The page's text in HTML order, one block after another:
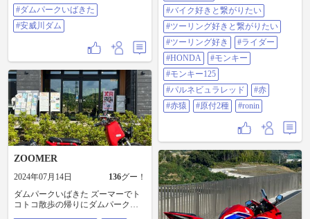
#バイク好きと繋がりたい
#ツーリング好きと繋がりたい
#ツーリング好き
#ライダー
#HONDA
#モンキー
#モンキー125
#パルネビュラレッド
#赤
#赤猿
#原付2種 #ronin
完成間近か🪜 #ダムパークいばきた
#安威川ダム
#ダムパークいばきた
#安威川ダム
ZOOMER
2024年07月14日 136グー！
ダムパークいばきた ズーマーでト
コトコ散歩の帰りにダムパークに